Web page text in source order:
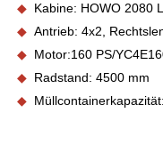
◆ Kabine: HOWO 2080
◆ Antrieb: 4x2,
◆ Motor:160 PS/
◆ Radstand: 4500 mm
◆